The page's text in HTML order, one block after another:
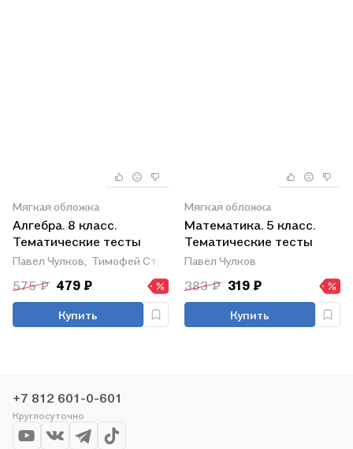
Мягкая обложка
Алгебра. 8 класс.
Тематические тесты
Павел Чулков, Тимофей Струков
575 ₽ 479 ₽
Купить
Мягкая обложка
Математика. 5 класс.
Тематические тесты
Павел Чулков
383 ₽ 319 ₽
Купить
+7 812 601-0-601
Круглосуточно